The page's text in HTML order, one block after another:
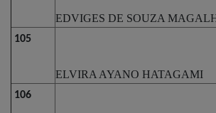
EDVIGES DE SOUZA
105
ELVIRA AYANO HATAGAMI
106